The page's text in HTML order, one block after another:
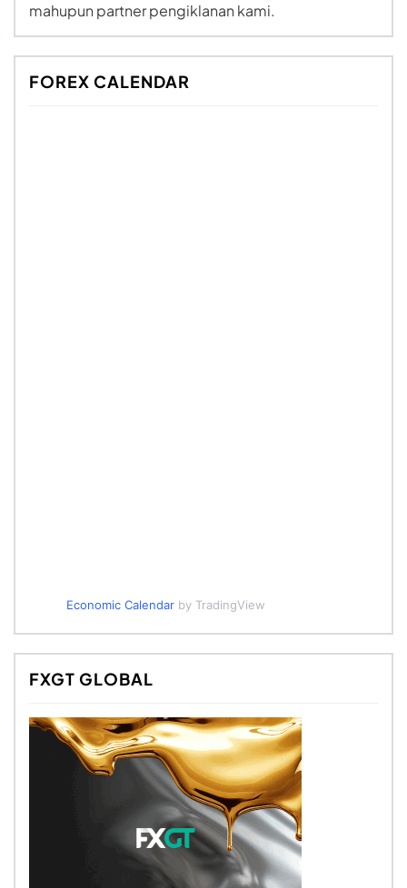
mahupun partner pengiklanan kami.
FOREX CALENDAR
Economic Calendarby TradingView
FXGT GLOBAL